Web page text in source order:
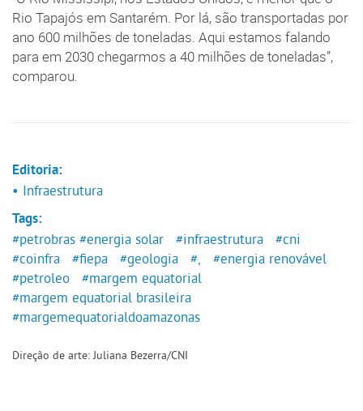
Rio Tapajós em Santarém. Por lá, são transportadas por
ano 600 milhões de toneladas. Aqui estamos falando
para em 2030 chegarmos a 40 milhões de toneladas”,
comparou.
Editoria:
• Infraestrutura
Tags:
#petrobras #energia solar #infraestrutura
#cni
#coinfra
#fiepa #geologia #,
#energia renovável
#petroleo
#margem equatorial
#margem equatorial brasileira
#margemequatorialdoamazonas
Direção de arte: Juliana Bezerra/CNI